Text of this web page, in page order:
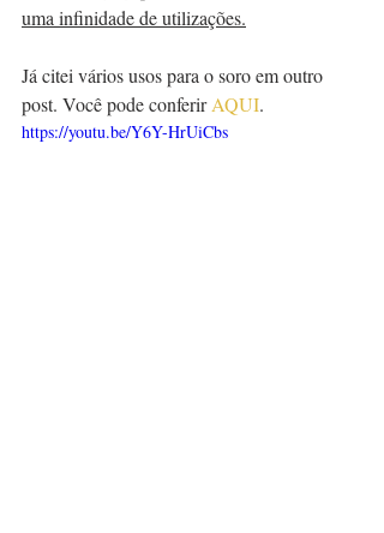
uma infinidade de utilizações.
Já citei vários usos para o soro em outro
post. Você pode conferir AQUI.
https://youtu.be/Y6Y-HrUiCbs